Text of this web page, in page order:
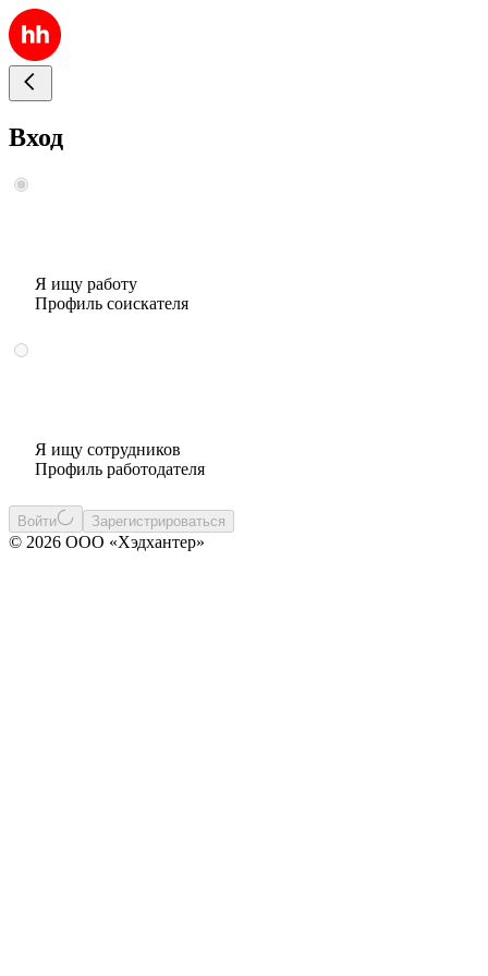
Вход
Я ищу работу
Профиль соискателя
Я ищу сотрудников
Профиль работодателя
Войти Зарегистрироваться
© 2026 ООО «Хэдхантер»